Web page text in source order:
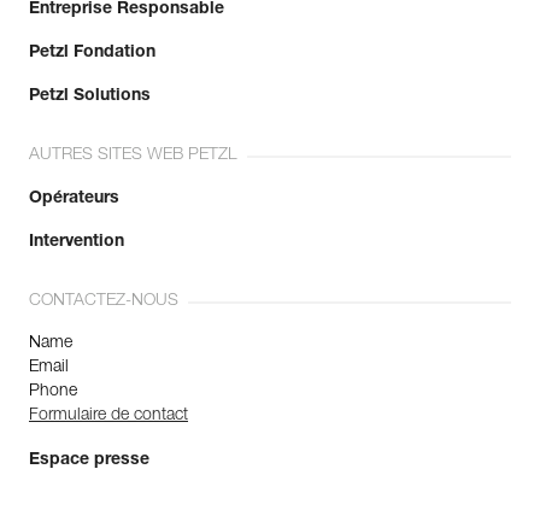
Entreprise Responsable
Petzl Fondation
Petzl Solutions
AUTRES SITES WEB PETZL
Opérateurs
Intervention
CONTACTEZ-NOUS
Name
Email
Phone
Formulaire de contact
Espace presse